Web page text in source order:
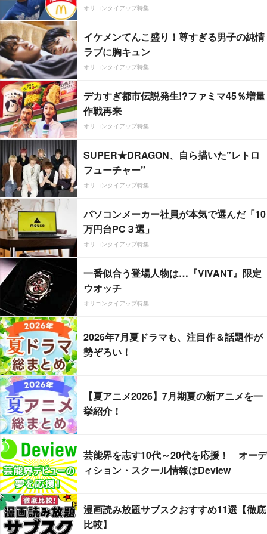
オリコンタイアップ特集
イケメンてんこ盛り！尊すぎる男子の純情
ラブに胸キュン
オリコンタイアップ特集
デカすぎ都市伝説発生!?ファミマ45％増量
作戦再来
オリコンタイアップ特集
SUPER★DRAGON、自ら描いた”レトロ
フューチャー”
オリコンタイアップ特集
パソコンメーカー社員が本気で選んだ「10
万円台PC３選」
オリコンタイアップ特集
一番似合う登場人物は…『VIVANT』限定
ウオッチ
オリコンタイアップ特集
2026年7月夏ドラマも、注目作＆話題作が
勢ぞろい！
【夏アニメ2026】7月期夏の新アニメを一
挙紹介！
芸能界を志す10代～20代を応援！ オーデ
ィション・スクール情報はDeview
漫画読み放題サブスクおすすめ11選【徹底
比較】